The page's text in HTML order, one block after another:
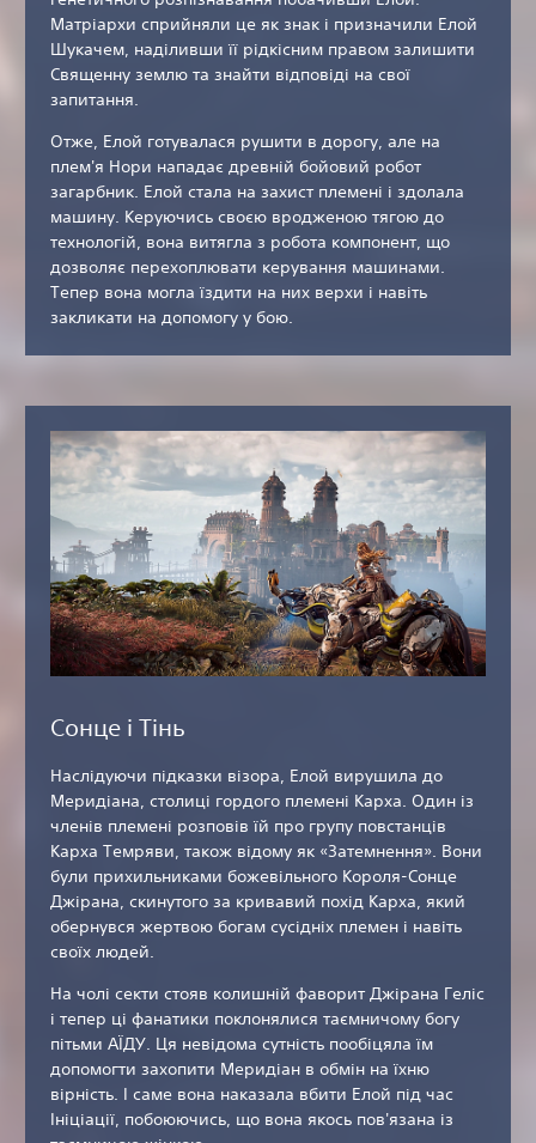
Матріархи сприйняли це як знак і призначили Елой
Шукачем, наділивши її рідкісним правом залишити
Священну землю та знайти відповіді на свої
запитання.
Отже, Елой готувалася рушити в дорогу, але на
плем'я Нори нападає древній бойовий робот
загарбник. Елой стала на захист племені і здолала
машину. Керуючись своєю вродженою тягою до
технологій, вона витягла з робота компонент, що
дозволяє перехоплювати керування машинами.
Тепер вона могла їздити на них верхи і навіть
закликати на допомогу у бою.
Сонце і Тінь
Наслідуючи підказки візора, Елой вирушила до
Меридіана, столиці гордого племені Карха. Один із
членів племені розповів їй про групу повстанців
Карха Темряви, також відому як «Затемнення». Вони
були прихильниками божевільного Короля-Сонце
Джірана, скинутого за кривавий похід Карха, який
обернувся жертвою богам сусідніх племен і навіть
своїх людей.
На чолі секти стояв колишній фаворит Джірана Геліс
і тепер ці фанатики поклонялися таємничому богу
пітьми АЇДУ. Ця невідома сутність пообіцяла їм
допомогти захопити Меридіан в обмін на їхню
вірність. І саме вона наказала вбити Елой під час
Ініціації, побоюючись, що вона якось пов'язана із